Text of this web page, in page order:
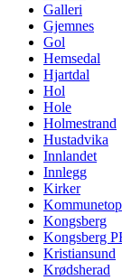
Galleri
Gjemnes
Gol
Hemsedal
Hjartdal
Hol
Hole
Holmestrand
Hustadvika
Innlandet
Innlegg
Kirker
Kongsberg
Kongsberg
Kristiansund
Krødsherad